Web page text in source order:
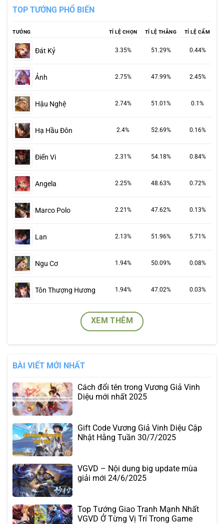
TOP TƯỚNG PHỔ BIẾN
TƯỚNG TỈ LỆ CHỌN TỈ LỆ THẮNG TỈ LỆ CẤM
Đát Kỷ 3.35% 51.29% 0.44%
Ảnh 2.75% 47.99% 2.45%
Hậu Nghệ 2.74% 51.01% 0.1%
Hạ Hầu Đôn 2.4% 52.69% 0.16%
Điển Vi 2.31% 54.18% 0.84%
Angela 2.25% 48.63% 0.72%
Marco Polo 2.21% 47.62% 0.13%
Lan 2.13% 51.96% 5.71%
Ngu Cơ 1.94% 50.09% 0.08%
Tôn Thượng Hương 1.94% 47.02% 0.03%
XEM THÊM
BÀI VIẾT MỚI NHẤT
Cách đổi tên trong Vương Giả Vinh
Diệu mới nhất 2025
Gift Code Vương Giả Vinh Diệu Cập
Nhật Hằng Tuần 30/7/2025
VGVD – Nội dung big update mùa
giải mới 24/6/2025
Top Tướng Giao Tranh Mạnh Nhất
VGVD Ở Từng Vị Trí Trong Game